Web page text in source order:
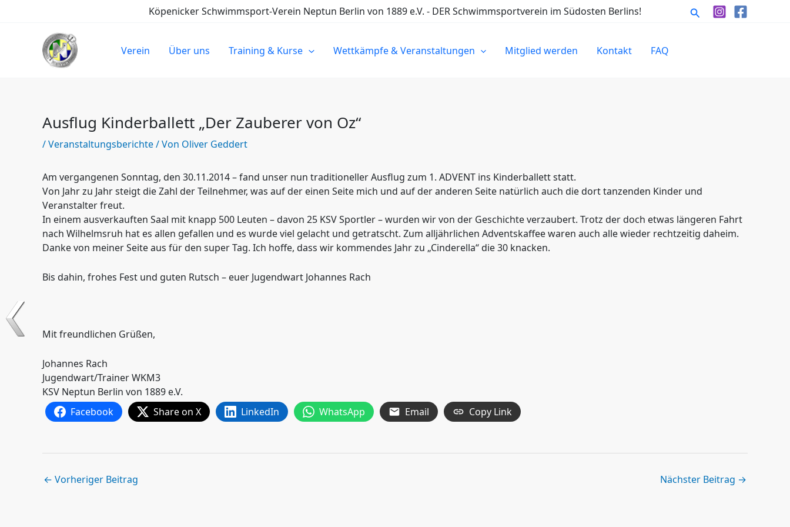
Köpenicker Schwimmsport-Verein Neptun Berlin von 1889 e.V. - DER Schwimmsportverein im Südosten Berlins! Suchen
Verein Über uns Training & Kurse Wettkämpfe & Veranstaltungen Mitglied werden Kontakt FAQ
Ausflug Kinderballett „Der Zauberer von Oz“
/Veranstaltungsberichte/ Von Oliver Geddert
Am vergangenen Sonntag, den 30.11.2014 – fand unser nun traditioneller Ausflug zum 1. ADVENT ins Kinderballett statt.
Von Jahr zu Jahr steigt die Zahl der Teilnehmer, was auf der einen Seite mich und auf der anderen Seite natürlich auch die dort tanzenden Kinder und
Veranstalter freut.
In einem ausverkauften Saal mit knapp 500 Leuten – davon 25 KSV Sportler – wurden wir von der Geschichte verzaubert. Trotz der doch etwas längeren Fahrt
nach Wilhelmsruh hat es allen gefallen und es wurde viel gelacht und getratscht. Zum alljährlichen Adventskaffee waren auch alle wieder rechtzeitig daheim.
Danke von meiner Seite aus für den super Tag. Ich hoffe, dass wir kommendes Jahr zu „Cinderella“ die 30 knacken.
Bis dahin, frohes Fest und guten Rutsch – euer Jugendwart Johannes Rach
Mit freundlichen Grüßen,
Johannes Rach
Jugendwart/Trainer WKM3
KSV Neptun Berlin von 1889 e.V.
Facebook
Share on X LinkedIn WhatsApp Email Copy Link
← Vorheriger Beitrag Nächster Beitrag →